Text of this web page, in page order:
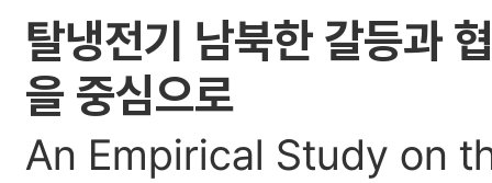
탈냉전기 남북한 갈등
을 중심으로
An Empirical Study on